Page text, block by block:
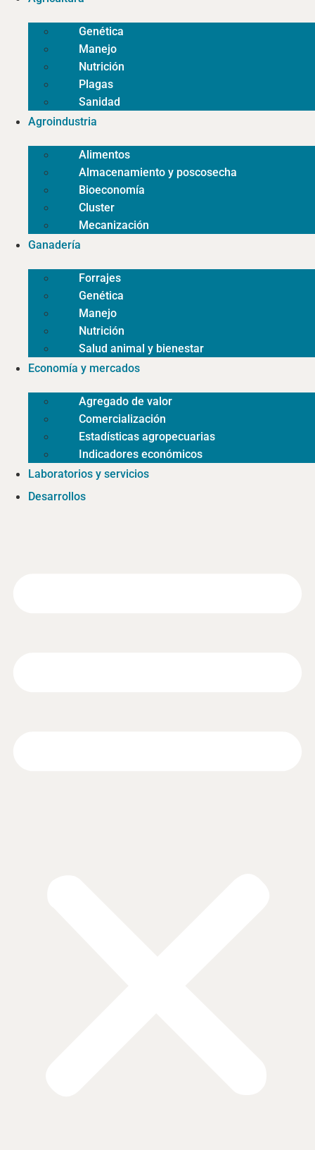
Genética
Manejo
Nutrición
Plagas
Sanidad
Agroindustria
Alimentos
Almacenamiento y poscosecha
Bioeconomía
Cluster
Mecanización
Ganadería
Forrajes
Genética
Manejo
Nutrición
Salud animal y bienestar
Economía y mercados
Agregado de valor
Comercialización
Estadísticas agropecuarias
Indicadores económicos
Laboratorios y servicios
Desarrollos